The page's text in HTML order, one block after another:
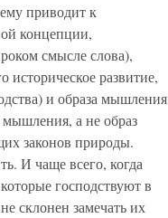
приводит к
концепции,
смысле слова),
историческое развитие,
и образа мышления
а не образ
зако­нов природы.
И чаще всего, когда
господствуют в
склонен замечать их